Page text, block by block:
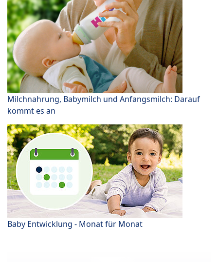
Milchnahrung, Babymilch und Anfangsmilch: Darauf
kommt es an
Baby Entwicklung - Monat für Monat